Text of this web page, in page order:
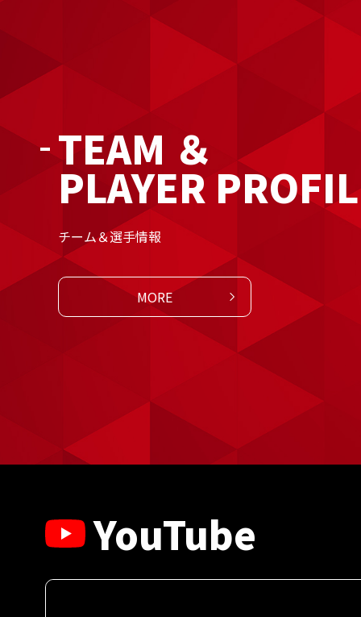
TEAM ＆
PLAYER
チーム＆選手情報
MORE
YouTube